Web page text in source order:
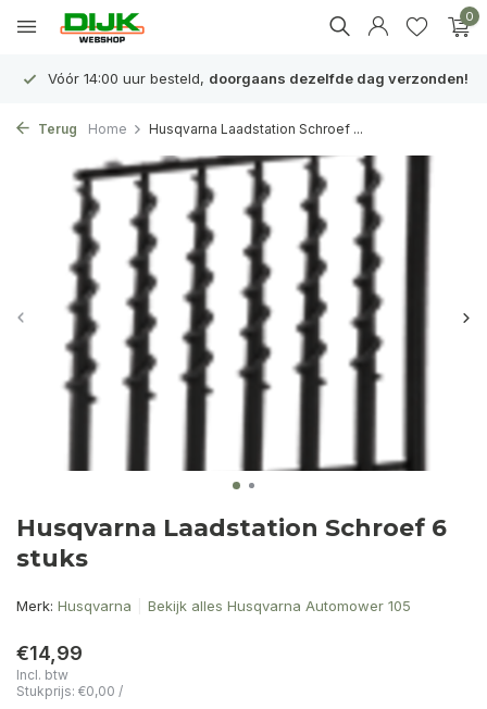
0
Vóór 14:00 uur besteld, doorgaans dezelfde dag verzonden!
Terug Home Husqvarna Laadstation Schroef ...
Husqvarna Laadstation Schroef 6
stuks
Merk: Husqvarna Bekijk alles Husqvarna Automower 105
€14,99
Incl. btw
Stukprijs: €0,00 /